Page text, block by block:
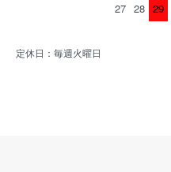
27 28 29
定休日：毎週火曜日